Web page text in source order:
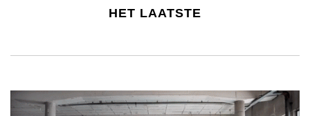
HET LAATSTE